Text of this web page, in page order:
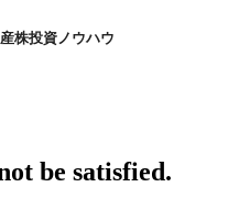
株投資ノウハウ